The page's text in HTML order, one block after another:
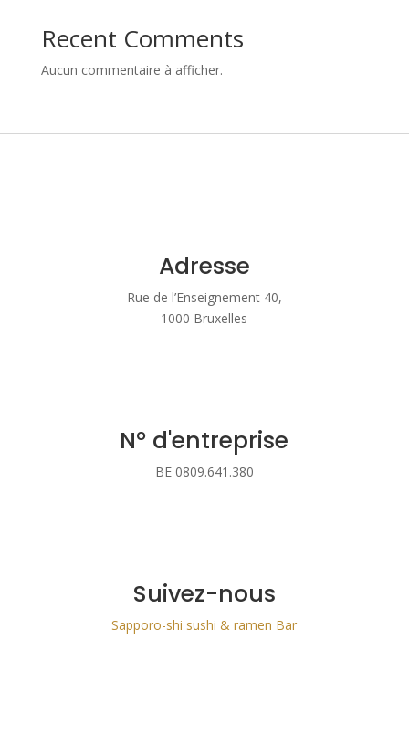
Recent Comments
Aucun commentaire à afficher.
Adresse
Rue de l’Enseignement 40,
1000 Bruxelles
N° d'entreprise
BE 0809.641.380
Suivez-nous
Sapporo-shi sushi & ramen Bar